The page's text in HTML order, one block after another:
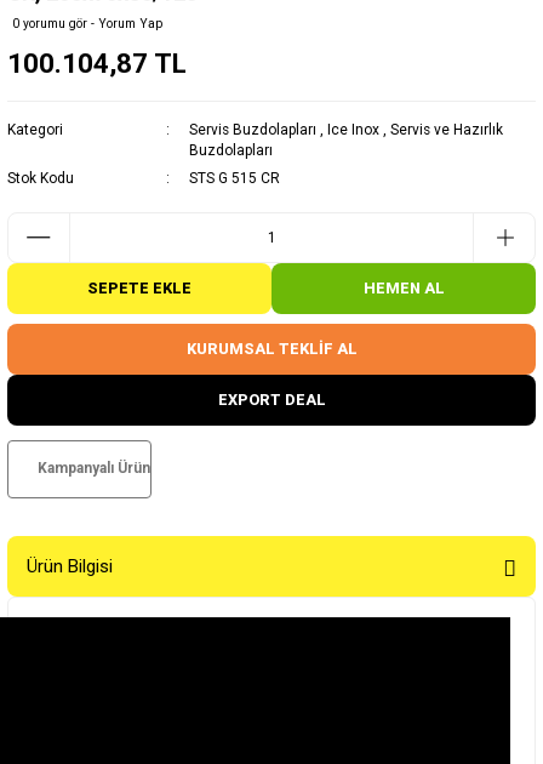
0 yorumu gör - Yorum Yap
100.104,87 TL
Kategori Servis Buzdolapları Ice Inox
Servis ve Hazırlık
Buzdolapları
Stok Kodu
STS G 515 CR
SEPETE EKLE HEMEN AL
KURUMSAL TEKLİF AL
EXPORT DEAL
Kampanyalı Ürün
Ürün Bilgisi